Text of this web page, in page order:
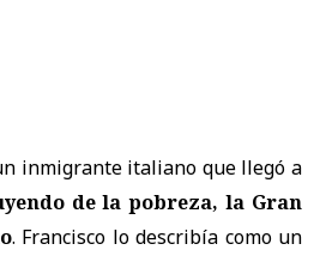
inmigrante italiano que llegó a
de la pobreza, la Gran
. Francisco lo describía como un